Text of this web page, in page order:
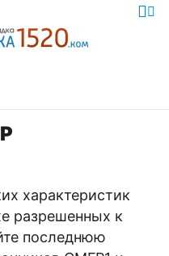
характеристик
разрешенных к
последнюю